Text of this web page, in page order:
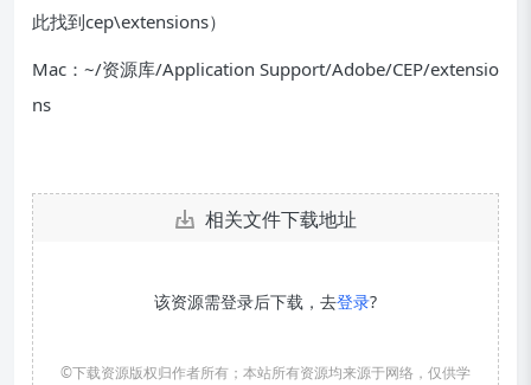
此找到cep\extensions）
Mac：~/资源库/Application Support/Adobe/CEP/extensio
ns
相关文件下载地址
该资源需登录后下载，去登录?
©下载资源版权归作者所有；本站所有资源均来源于网络，仅供学